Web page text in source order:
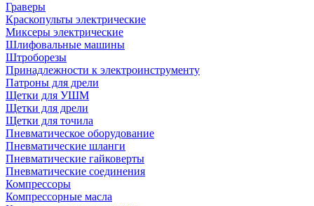
Граверы
Краскопульты электрические
Миксеры электрические
Шлифовальные машины
Штроборезы
Принадлежности к электроинструменту
Патроны для дрели
Щетки для УШМ
Щетки для дрели
Щетки для точила
Пневматическое оборудование
Пневматические шланги
Пневматические гайковерты
Пневматические соединения
Компрессоры
Компрессорные масла